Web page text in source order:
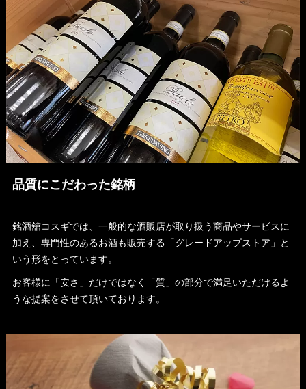
品質にこだわった銘柄
銘酒舘コスギでは、一般的な酒販店が取り扱う商品やサービスに
加え、専門性のあるお酒も販売する「グレードアップストア」と
いう形をとっています。
お客様に「安さ」だけではなく「質」の部分で満足いただけるよ
うな提案をさせて頂いております。